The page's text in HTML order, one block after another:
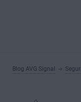
Blog AVG Signal